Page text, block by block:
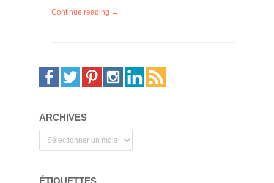
Continue reading →
ARCHIVES
ÉTIQUETTES